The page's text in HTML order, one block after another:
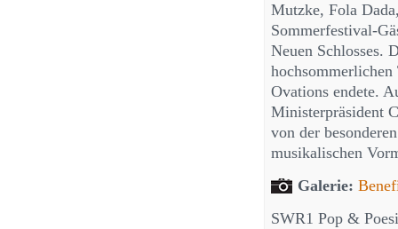
Mutzke, Fola
Sommerfestival-
Neuen Schlosses.
Ovations endete.
Ministerpräsident
von der
musikalischen
Galerie:
SWR1 Pop &